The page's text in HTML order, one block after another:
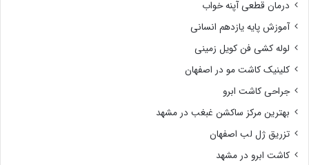
درمان قطعی آپنه خواب
آموزش پایه یازدهم انسانی
لوله کشی فن کویل زمینی
کلینیک کاشت مو در اصفهان
جراحی کاشت ابرو
بهترین مرکز ساکشن غبغب در مشهد
تزریق ژل لب اصفهان
کاشت ابرو در مشهد